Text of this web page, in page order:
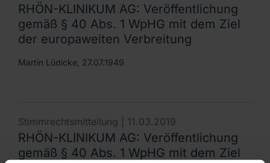
RHÖN-KLINIKUM AG: Veröffentlichung
gemäß § 40 Abs. 1 WpHG mit dem Ziel
der europaweiten Verbreitung
Martin Lüdicke, 27.07.1949
Stimmrechtsmitteilung | 11.03.2019
RHÖN-KLINIKUM AG: Veröffentlichung
gemäß § 40 Abs. 1 WpHG mit dem Ziel